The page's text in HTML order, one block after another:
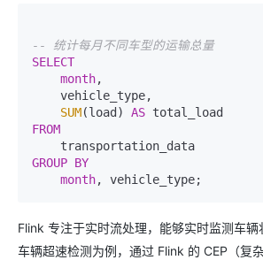
-- 统计每月不同车型的运输总量
SELECT
month,
SUM(load) AS
FROM
GROUP BY
month
Flink 专注于实时流处理，能够实时监测车辆
车辆超速检测为例，通过 Flink 的 CEP（复